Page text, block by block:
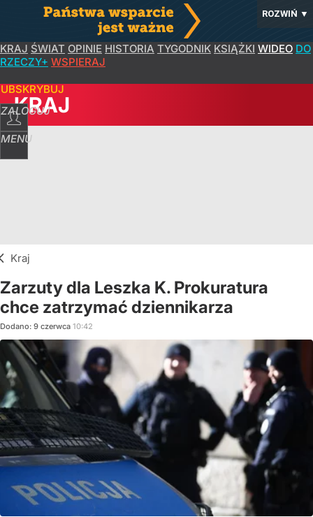
ROZWIŃ ▼
KRAJ ŚWIAT OPINIE HISTORIA TYGODNIK KSIĄŻKI WIDEO DO
RZECZY+ WSPIERAJ
ZALOGUJ
MENU
KRAJ
Kraj
Zarzuty dla Leszka K. Prokuratura
chce zatrzymać dziennikarza
Dodano: 9 czerwca 10:42